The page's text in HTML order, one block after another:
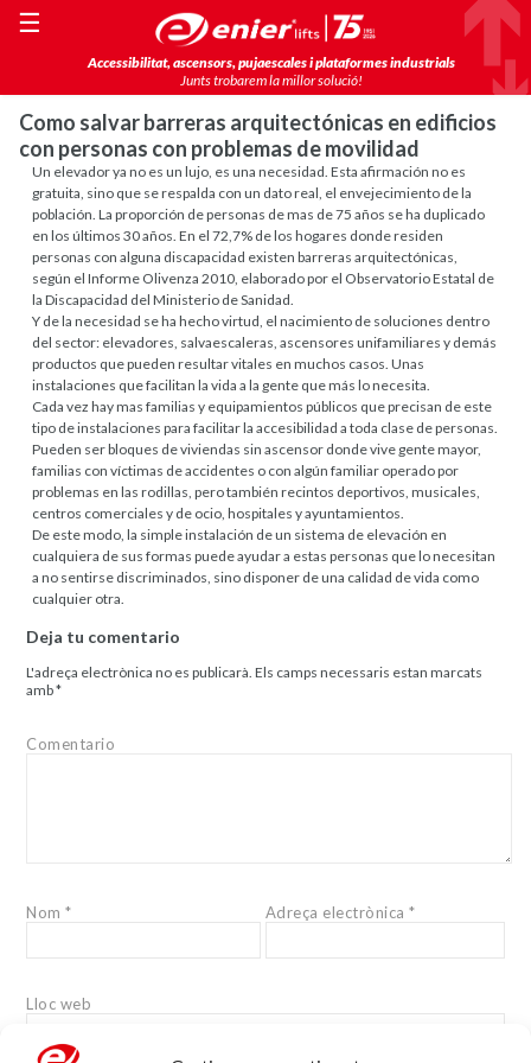
Accessibilitat, ascensors, pujaescales i plataformes industrials
Junts trobarem la millor solució!
☰
Como salvar barreras arquitectónicas en edificios
con personas con problemas de movilidad
Un elevador ya no es un lujo, es una necesidad. Esta afirmación no es
gratuita, sino que se respalda con un dato real, el envejecimiento de la
población. La proporción de personas de mas de 75 años se ha duplicado
en los últimos 30 años. En el 72,7% de los hogares donde residen
personas con alguna discapacidad existen barreras arquitectónicas,
según el Informe Olivenza 2010, elaborado por el Observatorio Estatal de
la Discapacidad del Ministerio de Sanidad.
Y de la necesidad se ha hecho virtud, el nacimiento de soluciones dentro
del sector: elevadores, salvaescaleras, ascensores unifamiliares y demás
productos que pueden resultar vitales en muchos casos. Unas
instalaciones que facilitan la vida a la gente que más lo necesita.
Cada vez hay mas familias y equipamientos públicos que precisan de este
tipo de instalaciones para facilitar la accesibilidad a toda clase de personas.
Pueden ser bloques de viviendas sin ascensor donde vive gente mayor,
familias con víctimas de accidentes o con algún familiar operado por
problemas en las rodillas, pero también recintos deportivos, musicales,
centros comerciales y de ocio, hospitales y ayuntamientos.
De este modo, la simple instalación de un sistema de elevación en
cualquiera de sus formas puede ayudar a estas personas que lo necesitan
a no sentirse discriminados, sino disponer de una calidad de vida como
cualquier otra.
Deja tu comentario
L'adreça electrònica no es publicarà. Els camps necessaris estan marcats
amb*
Comentario
Nom* Adreça electrònica*
Lloc web